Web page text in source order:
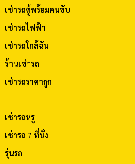
เช่ารถตู้พร้อมคนขับ
เช่ารถไฟฟ้า
เช่ารถใกล้ฉัน
ร้านเช่ารถ
เช่ารถราคาถูก
เช่ารถหรู
เช่ารถ 7 ที่นั่ง
รุ่นรถ